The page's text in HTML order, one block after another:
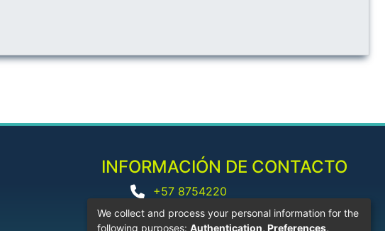
INFORMACIÓN DE CONTACTO
+57 8754220
biblioteca@corhuila.edu.co
We collect and process your personal information for the
following purposes: Authentication, Preferences,